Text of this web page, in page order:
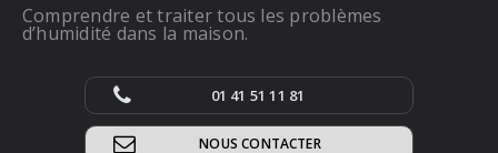
Comprendre et traiter tous les problèmes
d’humidité dans la maison.
01 41 51 11 81
NOUS CONTACTER